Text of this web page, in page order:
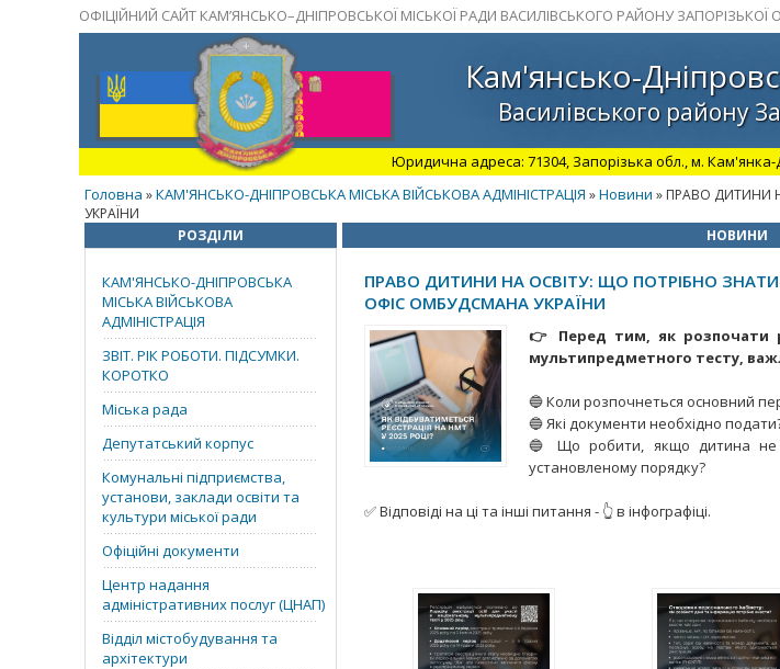
ОФІЦІЙНИЙ САЙТ КАМ’ЯНСЬКО–ДНІПРОВСЬКОЇ МІСЬКОЇ РАДИ ВАСИЛІВСЬКОГО РАЙОНУ ЗАПОРІЗЬКОЇ
Кам'янсько-
Василівського району
Юридична адреса: 71304, Запорізька обл., м. Кам'янка-
Головна »КАМ'ЯНСЬКО-ДНІПРОВСЬКА МІСЬКА ВІЙСЬКОВА АДМІНІСТРАЦІЯ »Новини » ПРАВО ДИТИНИ
УКРАЇНИ
РОЗДІЛИ
КАМ'ЯНСЬКО-ДНІПРОВСЬКА
МІСЬКА ВІЙСЬКОВА
АДМІНІСТРАЦІЯ
ЗВІТ. РІК РОБОТИ. ПІДСУМКИ.
КОРОТКО
Міська рада
Депутатський корпус
Комунальні підприємства,
установи, заклади освіти та
культури міської ради
Офіційні документи
Центр надання
адміністративних послуг (ЦНАП)
Відділ містобудування та
архітектури
НОВИНИ
ПРАВО ДИТИНИ НА ОСВІТУ: ЩО ПОТРІБНО
ОФІС ОМБУДСМАНА УКРАЇНИ
👉 Перед тим, як розпочати
мультипредметного тесту,
🔵 Коли розпочнеться основний
🔵 Які документи необхідно
🔵 Що робити, якщо дитина не
установленому порядку?
✅ Відповіді на ці та інші питання - 👆 в інфографіці.